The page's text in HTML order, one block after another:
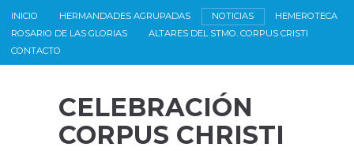
INICIO HERMANDADES AGRUPADAS NOTICIAS
HEMEROTECA
ROSARIO DE LAS GLORIAS
ALTARES DEL STMO. CORPUS CRISTI
CONTACTO
CELEBRACIÓN
CORPUS CHRISTI